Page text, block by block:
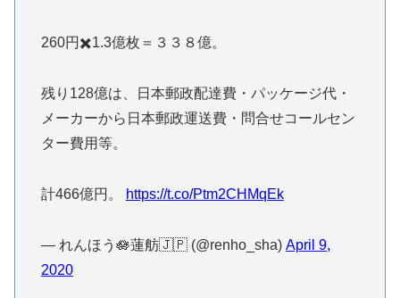
260円✖️1.3億枚＝３３８億。
残り128億は、日本郵政配達費・パッケージ代・
メーカーから日本郵政運送費・問合せコールセン
ター費用等。
計466億円。 https://t.co/Ptm2CHMqEk
— れんほう🪷蓮舫🇯🇵 (@renho_sha) April 9,
2020